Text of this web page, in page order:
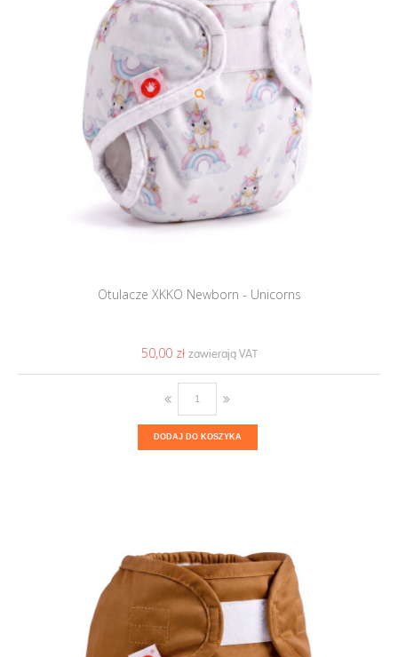
Otulacze XKKO Newborn - Unicorns
50,00 ‎zł
DODAJ DO KOSZYKA